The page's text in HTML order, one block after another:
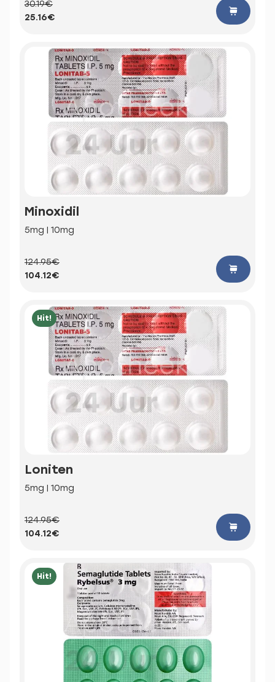
30.19€
25.16€
Minoxidil
5mg | 10mg
124.95€
104.12€
Hit!
Loniten
5mg | 10mg
124.95€
104.12€
Hit!